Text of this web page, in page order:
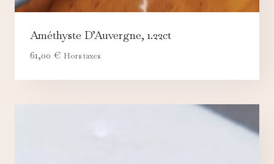
Améthyste D’Auvergne, 1.22ct
61,00 € Hors taxes